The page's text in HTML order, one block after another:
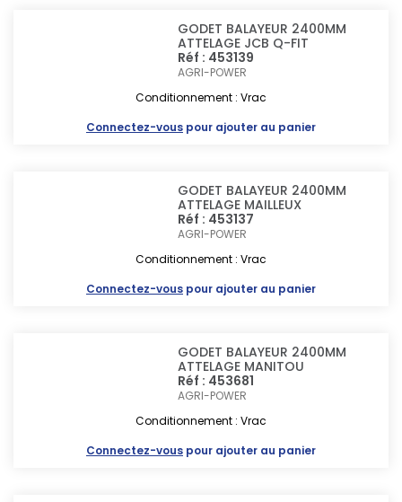
GODET BALAYEUR 2400MM
ATTELAGE JCB Q-FIT
Réf : 453139
AGRI-POWER
Conditionnement : Vrac
Connectez-vous pour ajouter au panier
GODET BALAYEUR 2400MM
ATTELAGE MAILLEUX
Réf : 453137
AGRI-POWER
Conditionnement : Vrac
Connectez-vous pour ajouter au panier
GODET BALAYEUR 2400MM
ATTELAGE MANITOU
Réf : 453681
AGRI-POWER
Conditionnement : Vrac
Connectez-vous pour ajouter au panier